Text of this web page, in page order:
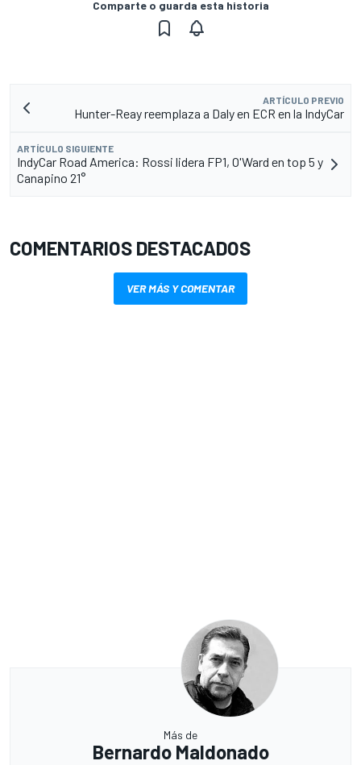
Comparte o guarda esta historia
ARTÍCULO PREVIO
Hunter-Reay reemplaza a Daly en ECR en la IndyCar
ARTÍCULO SIGUIENTE
IndyCar Road America: Rossi lidera FP1, O'Ward en top 5 y
Canapino 21°
COMENTARIOS DESTACADOS
VER MÁS Y COMENTAR
Más de
Bernardo Maldonado